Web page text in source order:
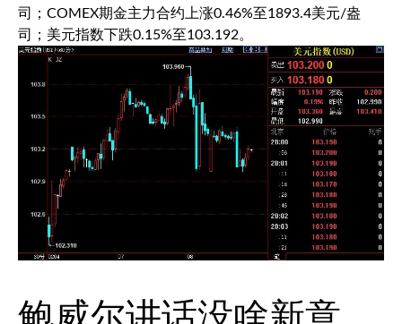
司；COMEX期金主力合约上涨0.46%至1893.4美元/盎
司； 美元指数 下跌0.15%至103.192。